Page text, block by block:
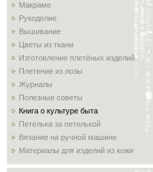
Макраме
Рукоделие
Вышивание
Цветы из ткани
Изготовление плетёных изделий
Плетение из лозы
Журналы
Полезные советы
Книга о культуре быта
Петелька за петелькой
Вязание на ручной машине
Материалы для изделий из кожи
Сам себе мастер